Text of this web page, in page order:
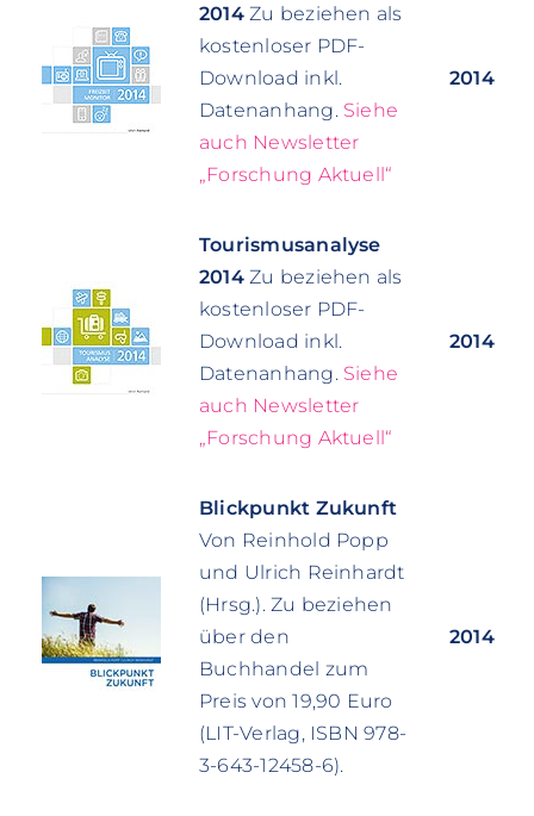
2014Zu beziehen als
kostenloser PDF-
Download inkl.
Datenanhang. Siehe
auch Newsletter
„Forschung Aktuell“
2014
Tourismusanalyse
2014Zu beziehen als
kostenloser PDF-
Download inkl.
Datenanhang. Siehe
auch Newsletter
„Forschung Aktuell“
2014
Blickpunkt Zukunft
Von Reinhold Popp
und Ulrich Reinhardt
(Hrsg.). Zu beziehen
über den
Buchhandel zum
Preis von 19,90 Euro
(LIT-Verlag, ISBN 978-
3-643-12458-6).
2014